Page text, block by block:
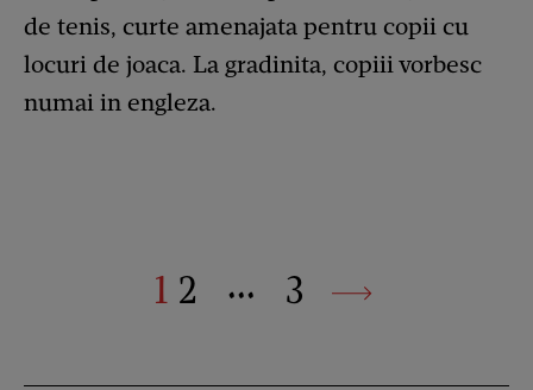
de tenis, curte amenajata pentru copii cu
locuri de joaca. La gradinita, copiii vorbesc
numai in engleza.
1 2 ••• 3